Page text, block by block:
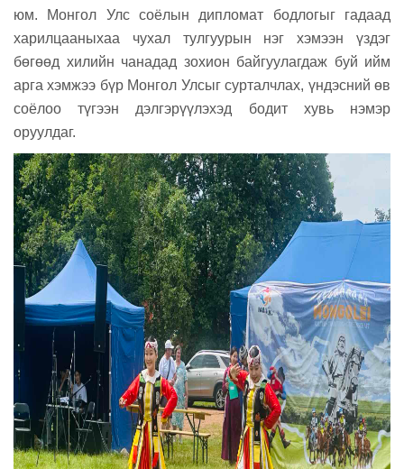
юм. Монгол Улс соёлын дипломат бодлогыг гадаад
харилцааныхаа чухал тулгуурын нэг хэмээн үздэг
бөгөөд хилийн чанадад зохион байгуулагдаж буй ийм
арга хэмжээ бүр Монгол Улсыг сурталчлах, үндэсний өв
соёлоо түгээн дэлгэрүүлэхэд бодит хувь нэмэр
оруулдаг.